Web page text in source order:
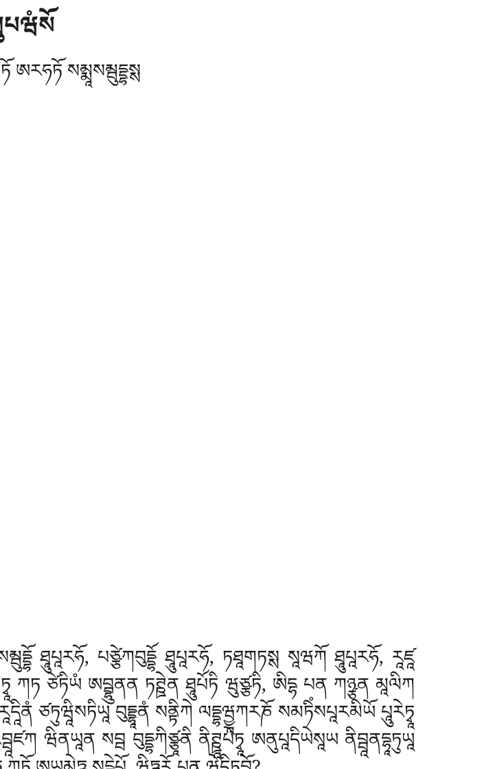
ཨརཧཏོ སམྨཱསམྦུདྡྷསྶ
ཐཱུཔཱརཧོ, པཙྩེཀབུདྡྷོ ཐཱུཔཱརཧོ, ཏཐཱགཏསྶ སཱཝཀོ ཐཱུཔཱརཧོ, རཱཛཱ
ཀཏ ཙེཏིཡཾ ཨབྦྷུནན ཏཊྛེནཐཱུཔོཏི ཝུཙྩཏི, ཨིདྷ པན ཀཉྩན མཱལིཀ
ཙཏུཝཱིསཏིཡཱ བུདྡྷཱནཾ སནྟིཀེ ལདྡྷཝྱཱཀརཎོ སམཏིཾསཔཱརམིཡོ པཱུརེཏྭཱ
ཝིནཡཱན སབྦ བུདྡྷཀིཙྩཱནི ནིཊྛཱཔེཏྭཱ ཨནུཔཱདིཡེསཱཡ ནིབྦཱནདྷཱཏུཡཱ